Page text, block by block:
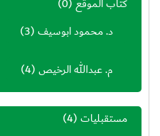
د. محمود ابوسيف(3)
م. عبدالله الرخيص(4)
مستقبليات(4)